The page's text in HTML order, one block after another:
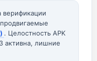
верификации
. Целостность APK
активна, лишние